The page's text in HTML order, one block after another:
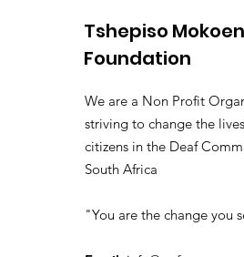
Tshepiso
Foundation
We are a Non Profit
striving to change the
citizens in the Deaf
South Africa
"You are the change you